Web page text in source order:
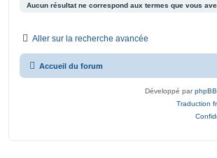
Aucun résultat ne correspond aux termes que vous
Aller sur la recherche avancée
Accueil du forum
Développé parphpBB
Traduction